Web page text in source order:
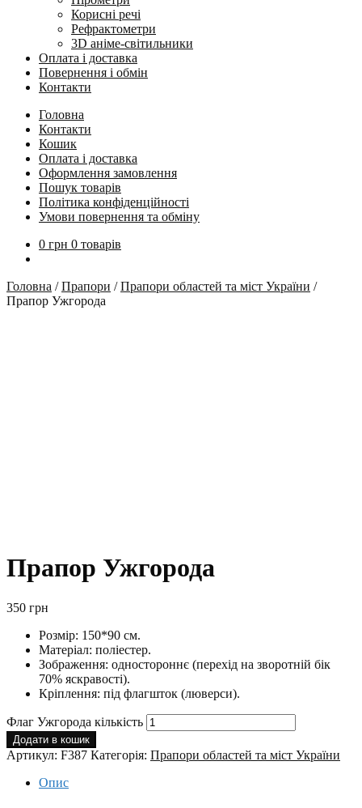
Корисні речі
Рефрактометри
3D аніме-світильники
Оплата і доставка
Повернення і обмін
Контакти
Головна
Контакти
Кошик
Оплата і доставка
Оформлення замовлення
Пошук товарів
Політика конфіденційності
Умови повернення та обміну
0 грн 0 товарів
Головна /Прапори /Прапори областей та міст України /
Прапор Ужгорода
Прапор Ужгорода
350 грн
Розмір: 150*90 см.
Матеріал: поліестер.
Зображення: одностороннє (перехід на зворотній бік
70% яскравості).
Кріплення: під флагшток (люверси).
Флаг Ужгорода кількість
Додати в кошик
Артикул: F387 Категорія: Прапори областей та міст України
Опис